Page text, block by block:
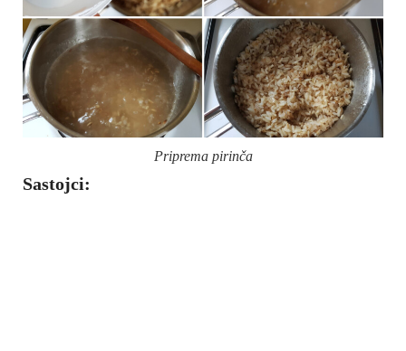
Priprema pirinča
Sastojci: